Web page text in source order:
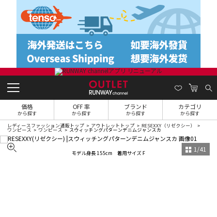
価格
から探す
OFF 率
から探す
ブランド
から探す
カテゴリ
から探す
レディースファッション通販トップ アウトレットトップ RESEXXY（リゼクシー）
ワンピース ワンピース スウィッチングパターンデニムジャンスカ
モデル身長 155cm 着用サイズ F 1 /41